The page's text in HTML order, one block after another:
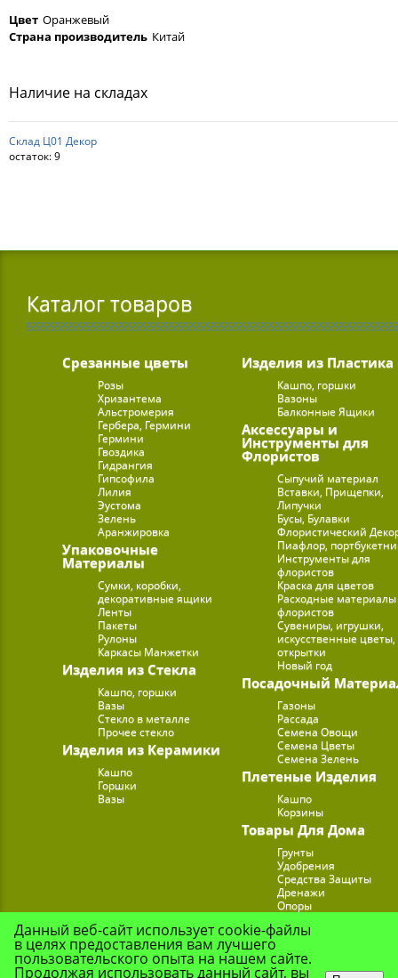
Цвет Оранжевый
Страна производитель Китай
Наличие на складах
Склад Ц01 Декор
остаток:9
Каталог товаров
Срезанные цветы
Розы
Хризантема
Альстромерия
Гербера, Гермини
Гермини
Гвоздика
Гидрангия
Гипсофила
Лилия
Эустома
Зелень
Аранжировка
Упаковочные
Материалы
Сумки, коробки,
декоративные ящики
Ленты
Пакеты
Рулоны
Каркасы Манжетки
Изделия из Стекла
Кашпо, горшки
Вазы
Стекло в металле
Прочее стекло
Изделия из Керамики
Кашпо
Горшки
Вазы
Изделия из Пластика
Кашпо, горшки
Вазоны
Балконные Ящики
Аксессуары и
Инструменты для
Флористов
Сыпучий материал
Вставки, Прищепки,
Липучки
Бусы, Булавки
Флористический
Пиафлор,
Инструменты для
флористов
Краска для цветов
Расходные
флористов
Сувениры, игрушки,
искусственные цветы,
открытки
Новый год
Посадочный
Газоны
Рассада
Семена Овощи
Семена Цветы
Семена Зелень
Плетеные Изделия
Кашпо
Корзины
Товары Для Дома
Грунты
Удобрения
Средства Защиты
Дренажи
Опоры
Подставки для Цветов
Данный веб-сайт использует cookie-файлы
в целях предоставления вам лучшего
пользовательского опыта на нашем сайте.
Продолжая использовать данный сайт, вы